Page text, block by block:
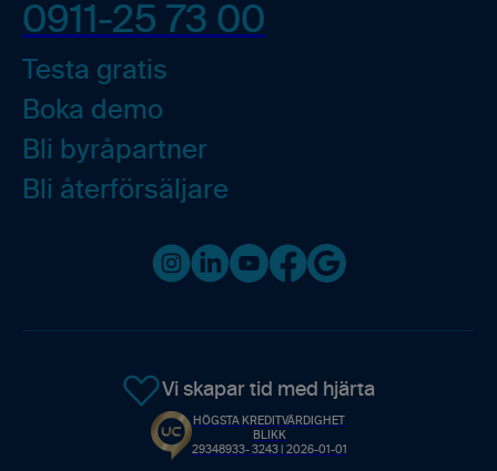
0911-25 73 00
Testa gratis
Boka demo
Bli byråpartner
Bli återförsäljare
Instagram
LinkedInYoutubeFacebookGoogle business
Vi skapar tid med hjärta
HÖGSTA KREDITVÄRDIGHET
BLIKK
29348933- 3243 | 2026-01-01